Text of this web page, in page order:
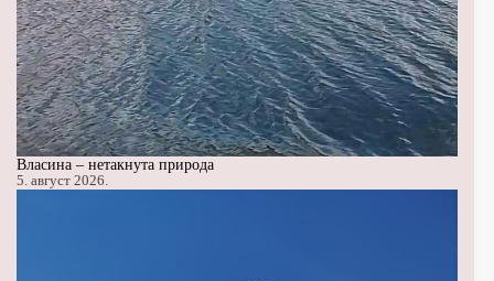
Власина – нетакнута природа
5. август 2026.